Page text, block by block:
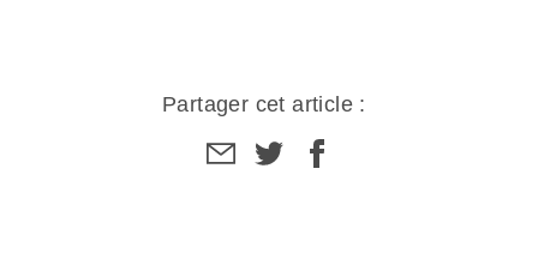
Partager cet article :
PartagerPartagerPartager
sur